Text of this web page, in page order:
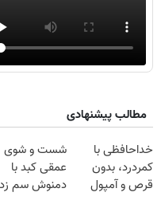
مطالب پیشنهادی
خداحافظی با
کمردرد، بدون
قرص و آمپول
شست و شوی
عمقی کبد با
دمنوش سم